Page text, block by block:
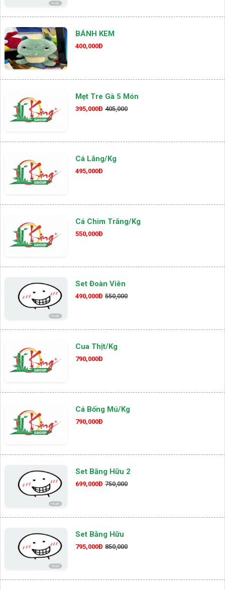
BÁNH KEM
400,000Đ
Mẹt Tre Gà 5 Món
395,000Đ 405,000
Cá Lăng/kg
495,000Đ
Cá Chim Trắng/kg
550,000Đ
Set Đoàn Viên
490,000Đ 550,000
Cua Thịt/kg
790,000Đ
Cá Bống Mú/kg
790,000Đ
Set Bằng Hữu 2
699,000Đ 750,000
Set Bằng Hữu
795,000Đ 850,000